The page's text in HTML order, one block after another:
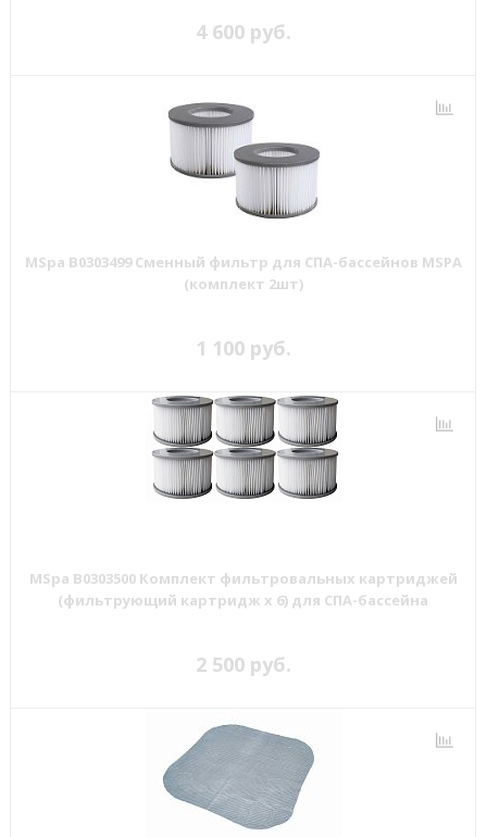
4 600 руб.
MSpa B0303499 Сменный фильтр для СПА-бассейнов MSPA
(комплект 2шт)
1 100 руб.
MSpa B0303500 Комплект фильтровальных картриджей
(фильтрующий картридж х 6) для СПА-бассейна
2 500 руб.